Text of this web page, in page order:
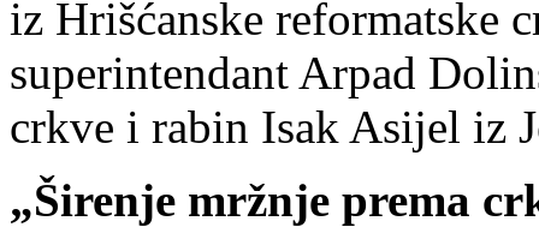
iz Hrišćanske reformatske
superintendant Arpad
crkve i rabin Isak Asijel iz
„Širenje mržnje prema